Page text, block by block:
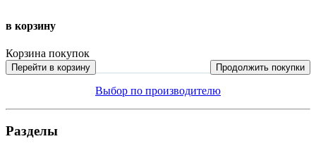
в корзину
Корзина покупок
Перейти в корзину Продолжить покупки
Выбор по производителю
Разделы